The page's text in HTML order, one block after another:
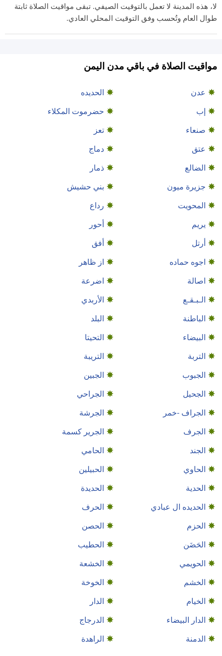
لا، هذه المدينة لا تعمل بالتوقيت الصيفي. تبقى مواقيت الصلاة ثابتة
طوال العام وتُحسب وفق التوقيت المحلي العادي.
مواقيت الصلاة في باقي مدن اليمن
عدن
الحديده
إب
حضرموت المكلاء
صنعاء
تعز
عتق
دماج
الضالع
ذمار
جزيرة ميون
بني حشيش
المحويت
رداع
يريم
أحور
أرتل
أفق
اجوه حماده
از ظاهر
اصالة
اضرعة
الـبـقـع
الأربدي
الباطنة
البلد
البيضاء
التحيتا
التربة
التريبة
الجبوب
الجبين
الجحيل
الجراحي
الجراف -خمر
الجرشة
الجرف
الجرير كسمة
الجند
الحامي
الحاوي
الحبيلين
الحدية
الحديدة
الحديده ال عبادي
الحرف
الحزم
الحصن
الحَضَن
الحطيب
الحويمي
الخشعة
الخشم
الخوخة
الخيام
الدار
الدار البيضاء
الدرجاج
الدمنة
الراهدة